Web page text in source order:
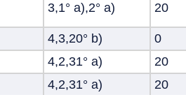
3,1° а),2° а) 20
4,3,20° b)
0
4,2,31° а)
20
4,2,31° а)
20